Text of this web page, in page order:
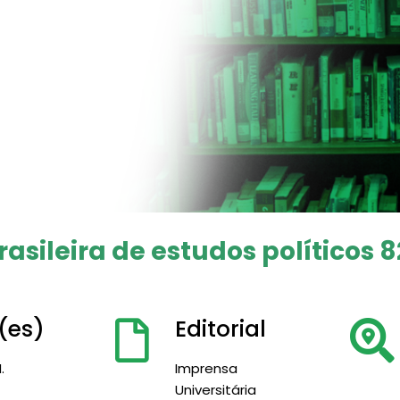
de estudos políticos
Editorial
Imprensa
Universitária